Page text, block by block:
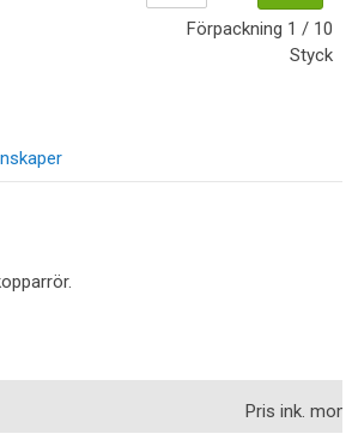
Förpackning 1 / 10
Styck
Pris ink.